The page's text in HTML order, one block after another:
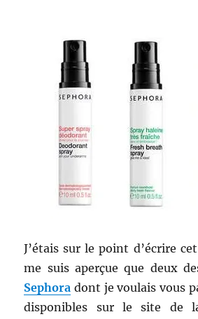
J’étais sur le point d’écrire
me suis aperçue que deux
Sephora dont je voulais vous
disponibles sur le site de